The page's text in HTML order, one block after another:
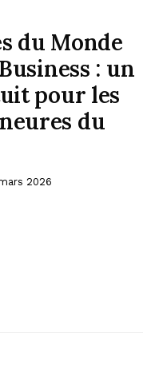
du Monde
: un
pour les
du
2026